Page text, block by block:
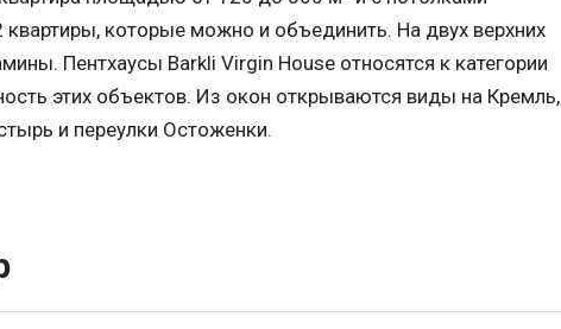
которые можно и объединить. На двух верхних
Пентхаусы Barkli Virgin House относятся к категории
этих объектов. Из окон открываются виды на Кремль,
и переулки Остоженки.